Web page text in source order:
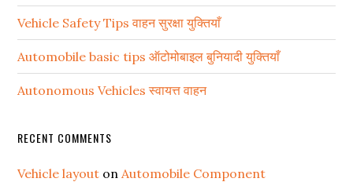
Vehicle Safety Tips वाहन सुरक्षा युक्तियाँ
Automobile basic tips ऑटोमोबाइल बुनियादी युक्तियाँ
Autonomous Vehicles स्वायत्त वाहन
RECENT COMMENTS
Vehicle layout on Automobile Component